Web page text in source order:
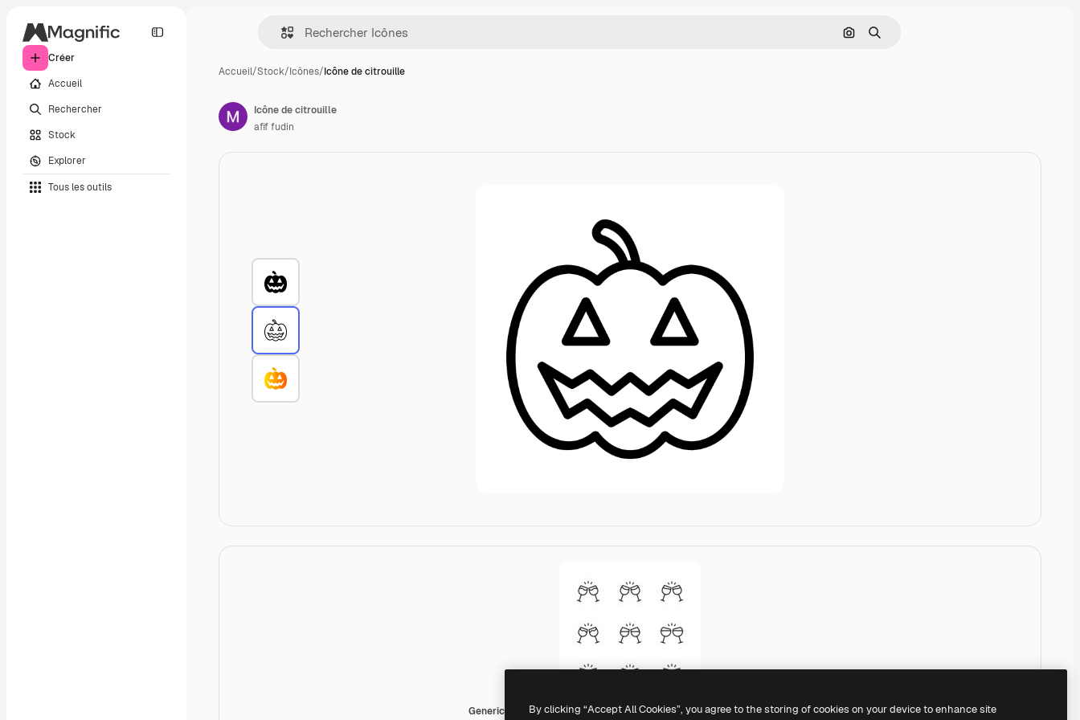
Créer
Accueil
Rechercher
Stock
Explorer
Tous les outils
Rechercher par image
Rechercher
Accueil/Stock/Icônes/Icône de citrouille
Generic black outline
Icône de citrouille
afif fudin
By clicking “Accept All Cookies”, you agree to the storing of cookies on your device to enhance site